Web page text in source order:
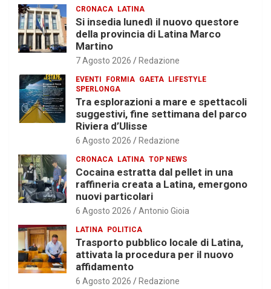
CRONACA LATINA
Si insedia lunedì il nuovo questore
della provincia di Latina Marco
Martino
7 Agosto 2026 Redazione
EVENTI FORMIA GAETA LIFESTYLE
SPERLONGA
Tra esplorazioni a mare e spettacoli
suggestivi, fine settimana del parco
Riviera d’Ulisse
6 Agosto 2026 Redazione
CRONACA LATINA TOP NEWS
Cocaina estratta dal pellet in una
raffineria creata a Latina, emergono
nuovi particolari
6 Agosto 2026 Antonio Gioia
LATINA POLITICA
Trasporto pubblico locale di Latina,
attivata la procedura per il nuovo
affidamento
6 Agosto 2026 Redazione